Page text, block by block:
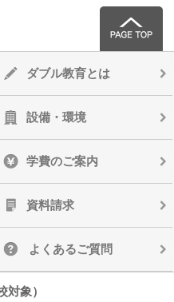
ダブル教育とは
設備・環境
学費のご案内
資料請求
よくあるご質問
象）